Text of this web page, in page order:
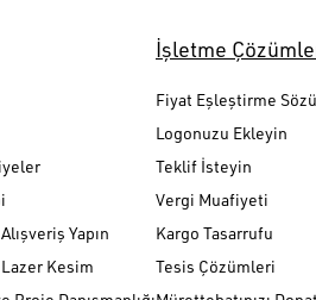
Yapın
Kesim
İşletme
Fiyat Eşleştirme Sözü
Logonuzu Ekleyin
Teklif İsteyin
Vergi Muafiyeti
Kargo Tasarrufu
Tesis Çözümleri